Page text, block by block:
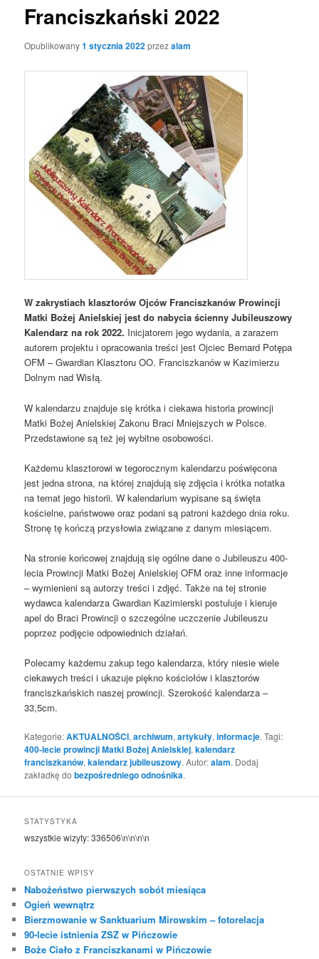
Franciszkański 2022
Opublikowany1 stycznia 2022przezalam
W zakrystiach klasztorów Ojców Franciszkanów Prowincji
Matki Bożej Anielskiej jest do nabycia ścienny Jubileuszowy
Kalendarz na rok 2022. Inicjatorem jego wydania, a zarazem
autorem projektu i opracowania treści jest Ojciec Bernard Potępa
OFM – Gwardian Klasztoru OO. Franciszkanów w Kazimierzu
Dolnym nad Wisłą.
W kalendarzu znajduje się krótka i ciekawa historia prowincji
Matki Bożej Anielskiej Zakonu Braci Mniejszych w Polsce.
Przedstawione są też jej wybitne osobowości.
Każdemu klasztorowi w tegorocznym kalendarzu poświęcona
jest jedna strona, na której znajdują się zdjęcia i krótka notatka
na temat jego historii. W kalendarium wypisane są święta
kościelne, państwowe oraz podani są patroni każdego dnia roku.
Stronę tę kończą przysłowia związane z danym miesiącem.
Na stronie końcowej znajdują się ogólne dane o Jubileuszu 400-
lecia Prowincji Matki Bożej Anielskiej OFM oraz inne informacje
– wymienieni są autorzy treści i zdjęć. Także na tej stronie
wydawca kalendarza Gwardian Kazimierski postuluje i kieruje
apel do Braci Prowincji o szczególne uczczenie Jubileuszu
poprzez podjęcie odpowiednich działań.
Polecamy każdemu zakup tego kalendarza, który niesie wiele
ciekawych treści i ukazuje piękno kościołów i klasztorów
franciszkańskich naszej prowincji. Szerokość kalendarza –
33,5cm.
Kategorie:AKTUALNOŚCI,archiwum,artykuły,informacje. Tagi:
400-lecie prowincji Matki Bożej Anielskiej,kalendarz
franciszkanów,kalendarz jubileuszowy. Autor:alam. Dodaj
zakładkę dobezpośredniego odnośnika.
STATYSTYKA
wszystkie wizyty:336506\n\n\n\n
OSTATNIE WPISY
Nabożeństwo pierwszych sobót miesiąca
Ogień wewnątrz
Bierzmowanie w Sanktuarium Mirowskim – fotorelacja
90-lecie istnienia ZSZ w Pińczowie
Boże Ciało z Franciszkanami w Pińczowie